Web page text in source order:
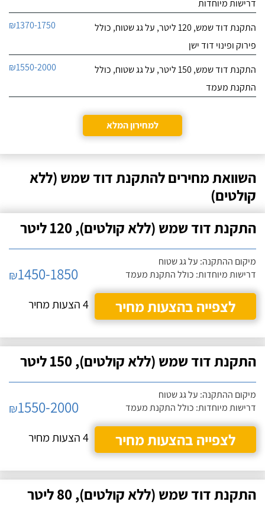
דרישות מיוחדות
התקנת דוד שמש, 120 ליטר, על גג שטוח, כולל
פירוק ופינוי דוד ישן
₪1370-1750
התקנת דוד שמש, 150 ליטר, על גג שטוח, כולל
התקנת מעמד
₪1550-2000
למחירון המלא
השוואת מחירים להתקנת דוד שמש (ללא
קולטים)
התקנת דוד שמש (ללא קולטים), 120 ליטר
מיקום ההתקנה: על גג שטוח
דרישות מיוחדות: כולל התקנת מעמד
₪1450-1850
לצפייה בהצעות מחיר
4 הצעות מחיר
התקנת דוד שמש (ללא קולטים), 150 ליטר
מיקום ההתקנה: על גג שטוח
דרישות מיוחדות: כולל התקנת מעמד
₪1550-2000
לצפייה בהצעות מחיר
4 הצעות מחיר
התקנת דוד שמש (ללא קולטים), 80 ליטר